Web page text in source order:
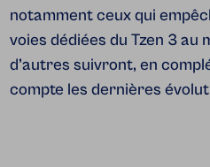
notamment ceux qui
voies dédiées du Tzen 3 au
d’autres suivront, en
compte les dernières